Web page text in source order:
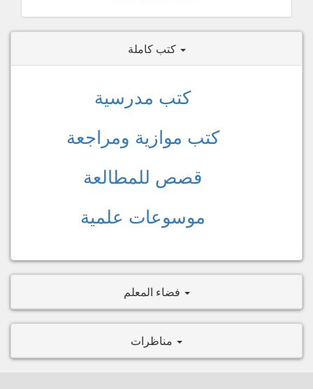
كتب كاملة
كتب مدرسية
كتب موازية ومراجعة
قصص للمطالعة
موسوعات علمية
فضاء المعلم
مناظرات